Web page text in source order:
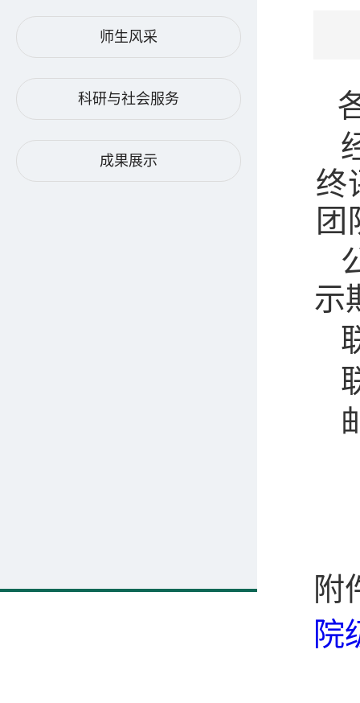
师生风采
科研与社会服务
成果展示
终
团
示
附
院